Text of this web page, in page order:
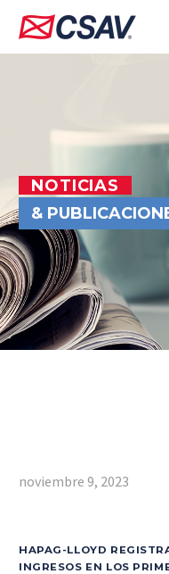
NOTICIAS
&
noviembre 9, 2023
HAPAG-LLOYD
INGRESOS EN LOS